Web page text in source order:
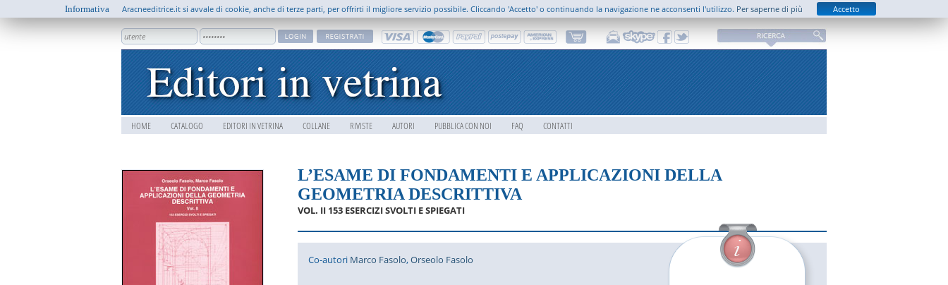
HOME CATALOGO EDITORI IN VETRINA COLLANE RIVISTE AUTORI PUBBLICA CON NOI FAQ CONTATTI
L’ESAME DI FONDAMENTI E APPLICAZIONI DELLA
GEOMETRIA DESCRITTIVA
VOL. II 153 ESERCIZI SVOLTI E SPIEGATI
Co-autori Marco Fasolo,Orseolo Fasolo
Informativa Aracneeditrice.it si avvale di cookie, anche di terze parti, per offrirti il migliore servizio possibile. Cliccando 'Accetto' o continuando la navigazione ne acconsenti l'utilizzo. Per saperne di più Accetto